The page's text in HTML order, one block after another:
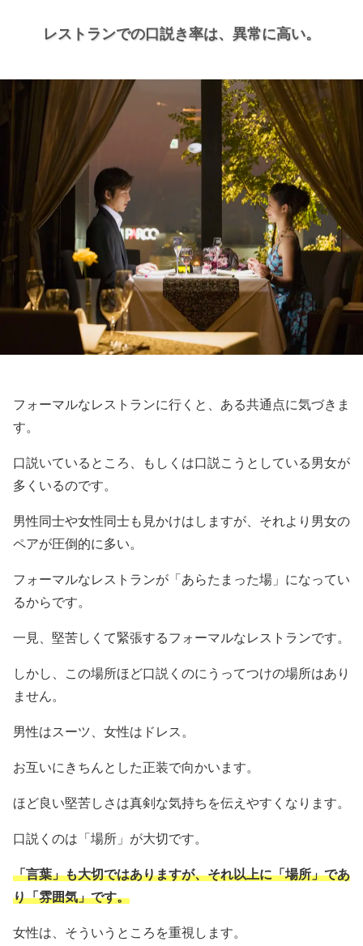
レストランでの口説き率は、 異常に高い。
フォーマルなレストランに行くと、ある共通点に気づきま
す。
口説いているところ、もしくは口説こうとしている男女が
多くいるのです。
男性同士や女性同士も見かけはしますが、それより男女の
ペアが圧倒的に多い。
フォーマルなレストランが「あらたまった場」になってい
るからです。
一見、堅苦しくて緊張するフォーマルなレストランです。
しかし、この場所ほど口説くのにうってつけの場所はあり
ません。
男性はスーツ、女性はドレス。
お互いにきちんとした正装で向かいます。
ほど良い堅苦しさは真剣な気持ちを伝えやすくなります。
口説くのは「場所」が大切です。
「言葉」も大切ではありますが、それ以上に「場所」であ
り「雰囲気」です。
女性は、そういうところを重視します。